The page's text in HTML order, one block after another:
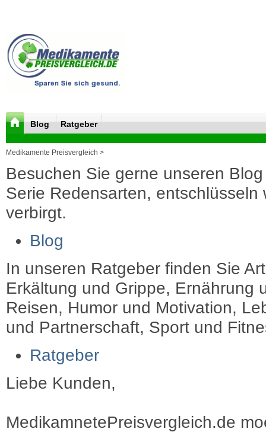
Blog Ratgeber
Medikamente Preisvergleich >
Besuchen Sie gerne unseren
Serie Redensarten, entschlüsseln
verbirgt.
Blog
In unseren Ratgeber finden Sie
Erkältung und Grippe, Ernährung
Reisen, Humor und Motivation,
und Partnerschaft, Sport und
Ratgeber
Liebe Kunden,
MedikamnetePreisvergleich.de